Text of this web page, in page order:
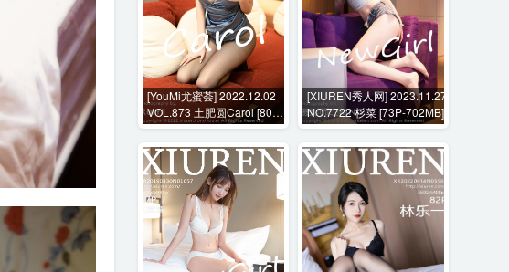
[YouMi尤蜜荟] 2022.12.02
VOL.873 土肥圆Carol [80P-
625MB]
[XIUREN秀人网] 2023.11.27
NO.7722 杉菜 [73P-702MB]